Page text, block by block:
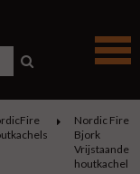
Nordic Fire
Bjork
Vrijstaande
houtkachel